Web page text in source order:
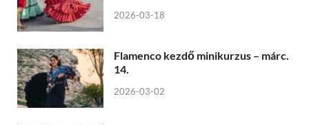
2026-03-18
Flamenco kezdő minikurzus – márc.
14.
2026-03-02